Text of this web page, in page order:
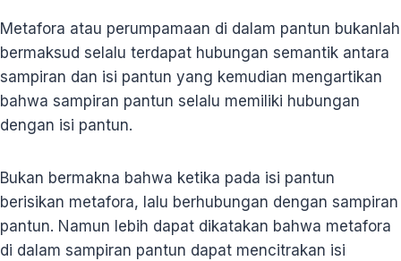
Metafora atau perumpamaan di dalam pantun bukanlah
bermaksud selalu terdapat hubungan semantik antara
sampiran dan isi pantun yang kemudian mengartikan
bahwa sampiran pantun selalu memiliki hubungan
dengan isi pantun.
Bukan bermakna bahwa ketika pada isi pantun
berisikan metafora, lalu berhubungan dengan sampiran
pantun. Namun lebih dapat dikatakan bahwa metafora
di dalam sampiran pantun dapat mencitrakan isi